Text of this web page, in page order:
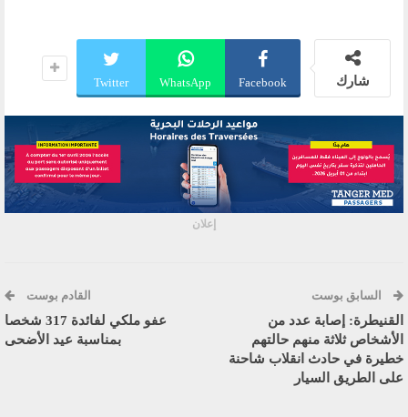
شارك Facebook
WhatsApp
Twitter
إعلان
السابق بوست
القنيطرة: إصابة عدد من
الأشخاص ثلاثة منهم حالتهم
خطيرة في حادث انقلاب شاحنة
على الطريق السيار
القادم بوست
عفو ملكي لفائدة 317 شخصا
بمناسبة عيد الأضحى